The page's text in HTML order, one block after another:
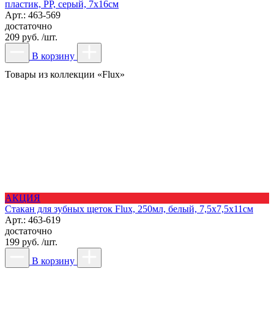
пластик, PP, серый, 7x16см
Арт.: 463-569
достаточно
209 руб. /шт.
В корзину
Товары из коллекции «Flux»
АКЦИЯ
Стакан для зубных щеток Flux, 250мл, белый, 7,5х7,5х11см
Арт.: 463-619
достаточно
199 руб. /шт.
В корзину